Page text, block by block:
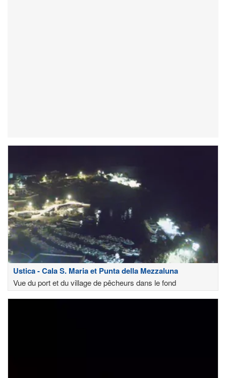
Ustica - Cala S. Maria et Punta della Mezzaluna
Vue du port et du village de pêcheurs dans le fond